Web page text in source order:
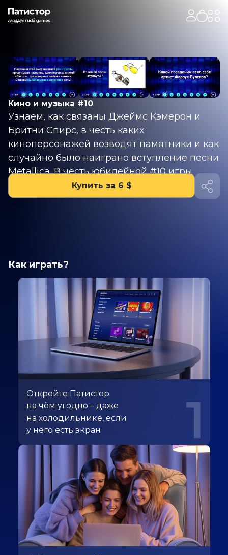
Кино и музыка #10
Узнаем, как связаны Джеймс Кэмерон и
Бритни Спирс, в честь каких
киноперсонажей возводят памятники и как
случайно было наиграно вступление песни
Metallica. В честь юбилейной #10 игры
вопросы чуть сложнее. Но только чуть!
Купить за 6 $
Как играть?
Откройте Патистор
на чём угодно – даже
на холодильнике, если
у него есть экран
1